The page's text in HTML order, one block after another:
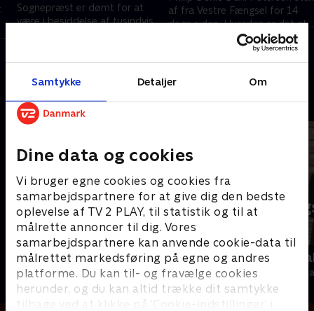
Samtykke Detaljer Om
Dine data og cookies
Vi bruger egne cookies og cookies fra
samarbejdspartnere for at give dig den bedste
oplevelse af TV 2 PLAY, til statistik og til at
målrette annoncer til dig. Vores
samarbejdspartnere kan anvende cookie-data til
målrettet markedsføring på egne og andres
platforme. Du kan til- og fravælge cookies
herunder, og du kan altid trække dit samtykke
tilbage ved at klikke på ’Cookie-indstillinger’ i
Sognepræst er dømt for at
være i besiddelse af tusindvis
dybden om sagen med
af fra Vestre Fængsel for 14
dage siden. Hvordan er det at
være på flugt - og hvad gør
politiet? Vi taler med to mænd
med erfaringer fra hver sin side
19. februar 2026 • 29 min
Andre så også
Kampen om USA
Nyheder & Magasiner Nyheder &